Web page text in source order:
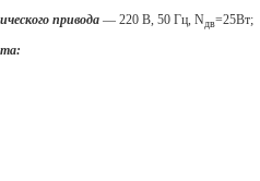
привода — 220 В, 50 Гц, Nдв=25Вт;